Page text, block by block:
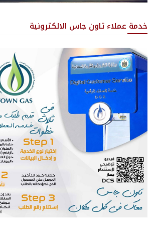
خدمة عملاء تاون جاس الالكترونية